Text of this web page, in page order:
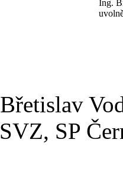
Ing.
SP